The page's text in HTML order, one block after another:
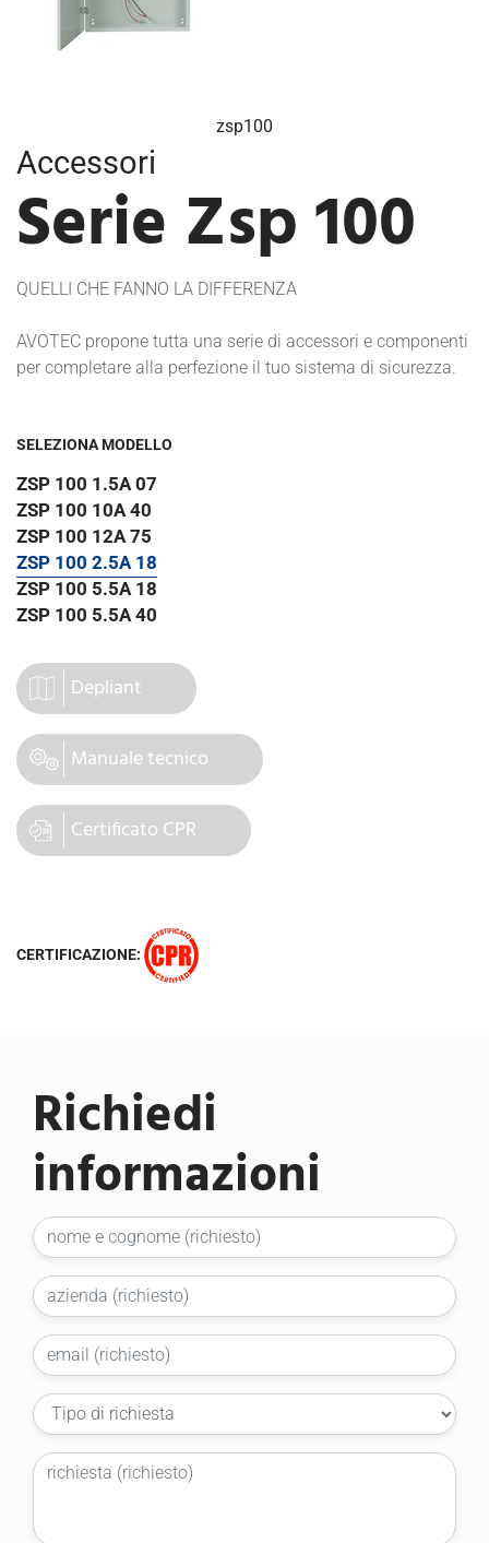
zsp100
Accessori
Serie Zsp 100
QUELLI CHE FANNO LA DIFFERENZA
AVOTEC propone tutta una serie di accessori e componenti
per completare alla perfezione il tuo sistema di sicurezza.
SELEZIONA MODELLO
ZSP 100 1.5A 07
ZSP 100 10A 40
ZSP 100 12A 75
ZSP 100 2.5A 18
ZSP 100 5.5A 18
ZSP 100 5.5A 40
Depliant
Manuale tecnico
Certificato CPR
CERTIFICAZIONE:
Richiedi
informazioni